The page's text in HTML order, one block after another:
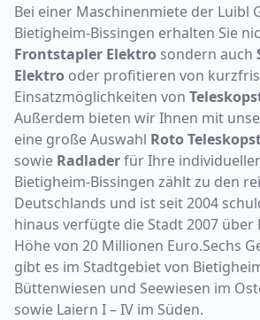
Bei einer Maschinenmiete der Luibl
Bietigheim-Bissingen erhalten Sie
Frontstapler Elektro sondern auch
Elektro oder profitieren von
Einsatzmöglichkeiten von
Außerdem bieten wir Ihnen mit
eine große Auswahl Roto
sowie Radladerfür Ihre
Bietigheim-Bissingen zählt zu den
Deutschlands und ist seit 2004
hinaus verfügte die Stadt 2007 über
Höhe von 20 Millionen Euro.Sechs
gibt es im Stadtgebiet von
Büttenwiesen und Seewiesen im
sowie Laiern I – IV im Süden.